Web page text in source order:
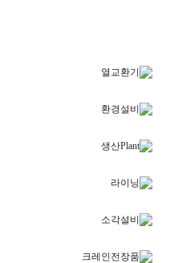
열교환기
환경설비
생산Plant
라이닝
소각설비
크레인전장품